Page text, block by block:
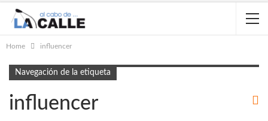
Home influencer
Navegación de la etiqueta
influencer